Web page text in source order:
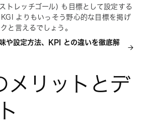
トレッチゴール) も目標として設定する
よりもいっそう野心的な目標を掲げ
と言えるでしょう。
や設定方法、KPI との違いを徹底解
メリットとデ